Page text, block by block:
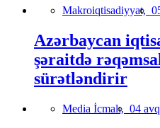
Makroiqtisadiyyat,
Azərbaycan
şəraitdə
sürətləndirir
Media İcmalı, 04